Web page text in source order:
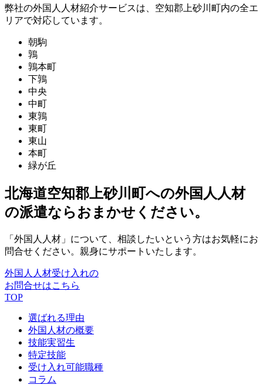
弊社の外国人人材紹介サービスは、空知郡上砂川町内の全エ
リアで対応しています。
朝駒
鶉
鶉本町
下鶉
中央
中町
東鶉
東町
東山
本町
緑が丘
北海道空知郡上砂川町への外国人人材
の派遣ならおまかせください。
「外国人人材」について、相談したいという方はお気軽にお
問合せください。親身にサポートいたします。
外国人人材受け入れの
お問合せはこちら
TOP
選ばれる理由
外国人材の概要
技能実習生
特定技能
受け入れ可能職種
コラム